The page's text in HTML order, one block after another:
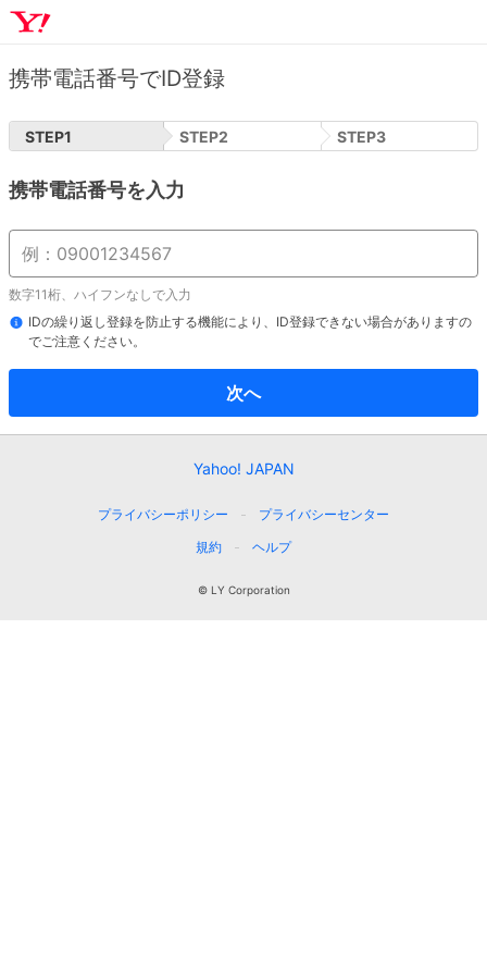
携帯電話番号でID登録
STEP1 STEP2 STEP3
携帯電話番号を入力
数字11桁、ハイフンなしで入力
IDの繰り返し登録を防止する機能により、ID登録できない場合がありますの
でご注意ください。
次へ
Yahoo! JAPAN
プライバシーポリシー
プライバシーセンター
規約
ヘルプ
© LY Corporation